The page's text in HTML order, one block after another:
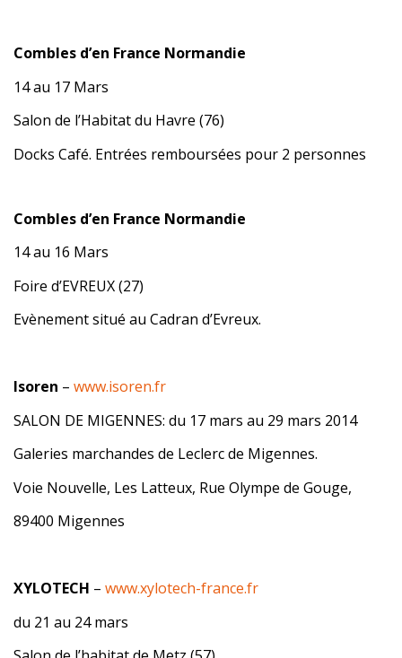
Combles d’en France Normandie
14 au 17 Mars
Salon de l’Habitat du Havre (76)
Docks Café. Entrées remboursées pour 2 personnes
Combles d’en France Normandie
14 au 16 Mars
Foire d’EVREUX (27)
Evènement situé au Cadran d’Evreux.
Isoren – www.isoren.fr
SALON DE MIGENNES: du 17 mars au 29 mars 2014
Galeries marchandes de Leclerc de Migennes.
Voie Nouvelle, Les Latteux, Rue Olympe de Gouge,
89400 Migennes
XYLOTECH – www.xylotech-france.fr
du 21 au 24 mars